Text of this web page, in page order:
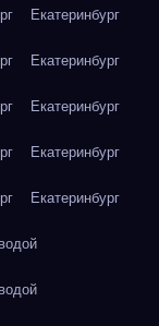
Екатеринбург
Екатеринбург
Екатеринбург
Екатеринбург
Екатеринбург